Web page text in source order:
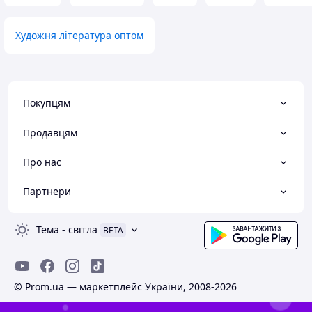
°Зручний формат для читання та
Відсутні
Художня література оптом
Покупцям
Продавцям
Про нас
Партнери
Тема - світла BETA
© Prom.ua — маркетплейс України, 2008-2026